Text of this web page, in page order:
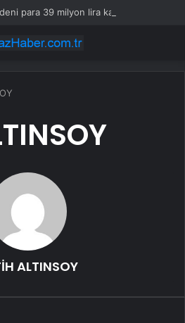
para 39 milyon lira kazandırdı
ALTINSOY